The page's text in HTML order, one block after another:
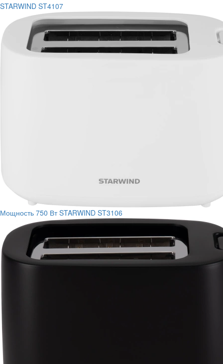
STARWIND ST4107
Мощность 750 Вт STARWIND ST3106